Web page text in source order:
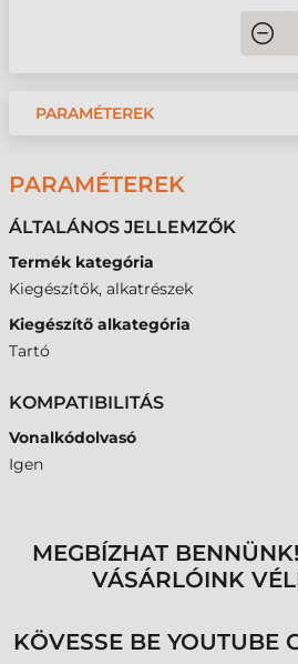
PARAMÉTEREK
PARAMÉTEREK
ÁLTALÁNOS JELLEMZŐK
Termék kategória
Kiegészítők, alkatrészek
Kiegészítő alkategória
Tartó
KOMPATIBILITÁS
Vonalkódolvasó
Igen
MEGBÍZHAT
VÁSÁRLÓINK
KÖVESSE BE YOUTUBE